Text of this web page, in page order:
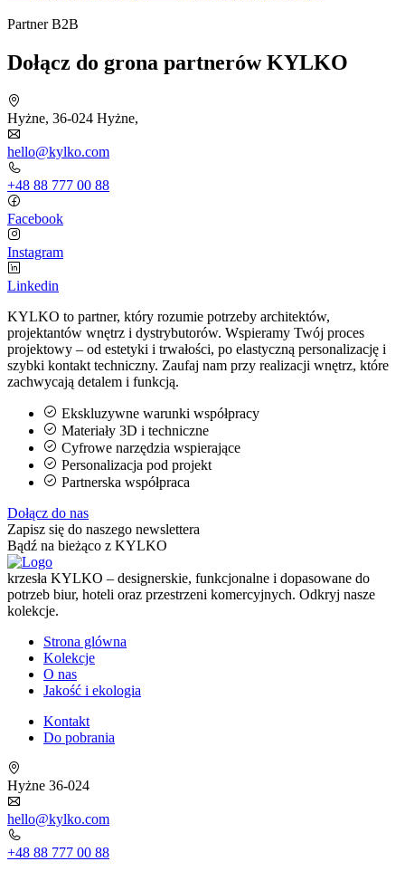
Partner B2B
Dołącz do grona partnerów KYLKO
Hyżne, 36-024 Hyżne,
hello@kylko.com
+48 88 777 00 88
Facebook
Instagram
Linkedin
KYLKO to partner, który rozumie potrzeby architektów,
projektantów wnętrz i dystrybutorów. Wspieramy Twój proces
projektowy – od estetyki i trwałości, po elastyczną personalizację i
szybki kontakt techniczny. Zaufaj nam przy realizacji wnętrz, które
zachwycają detalem i funkcją.
Ekskluzywne warunki współpracy
Materiały 3D i techniczne
Cyfrowe narzędzia wspierające
Personalizacja pod projekt
Partnerska współpraca
Dołącz do nas
Zapisz się do naszego newslettera
Bądź na bieżąco z KYLKO
krzesła KYLKO – designerskie, funkcjonalne i dopasowane do
potrzeb biur, hoteli oraz przestrzeni komercyjnych. Odkryj nasze
kolekcje.
Strona glówna
Kolekcje
O nas
Jakość i ekologia
Kontakt
Do pobrania
Hyżne 36-024
hello@kylko.com
+48 88 777 00 88